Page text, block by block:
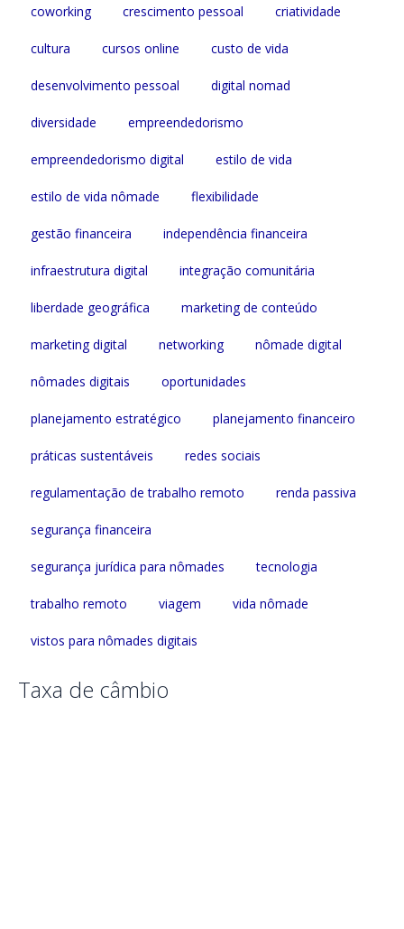
coworking crescimento pessoal criatividade
cultura cursos online custo de vida
desenvolvimento pessoal digital nomad
diversidade empreendedorismo
empreendedorismo digital estilo de vida
estilo de vida nômade flexibilidade
gestão financeira independência financeira
infraestrutura digital integração comunitária
liberdade geográfica marketing de conteúdo
marketing digital networking nômade digital
nômades digitais oportunidades
planejamento estratégico planejamento financeiro
práticas sustentáveis redes sociais
regulamentação de trabalho remoto renda passiva
segurança financeira
segurança jurídica para nômades tecnologia
trabalho remoto viagem vida nômade
vistos para nômades digitais
Taxa de câmbio